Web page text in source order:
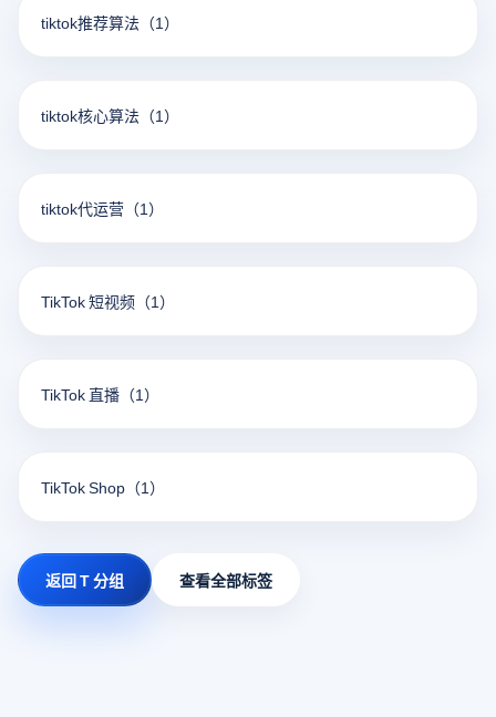
tiktok推荐算法 （1）
tiktok核心算法 （1）
tiktok代运营 （1）
TikTok 短视频 （1）
TikTok 直播 （1）
TikTok Shop （1）
返回 T 分组 查看全部标签